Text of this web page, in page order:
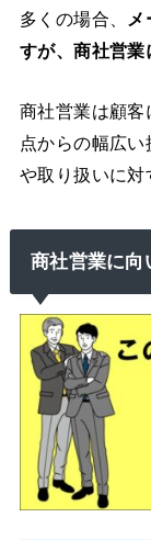
多くの場合、
すが、商社営
商社営業は顧客
点からの幅広
や取り扱いに対
商社営業に向